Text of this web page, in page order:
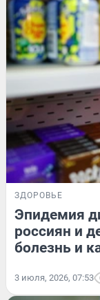
ЗДОРОВЬЕ
Эпидемия
россиян и
болезнь и
3 июля, 2026, 07:53